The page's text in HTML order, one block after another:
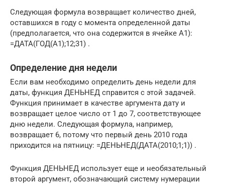
Следующая формула возвращает количество дней,
оставшихся в году с момента определенной даты
(предполагается, что она содержится в ячейке A1):
=ДАТА(ГОД(A1);12;31) .
Определение дня недели
Если вам необходимо определить день недели для
даты, функция ДЕНЬНЕД справится с этой задачей.
Функция принимает в качестве аргумента дату и
возвращает целое число от 1 до 7, соответствующее
дню недели. Следующая формула, например,
возвращает 6, потому что первый день 2010 года
приходится на пятницу: =ДЕНЬНЕД(ДАТА(2010;1;1)) .
Функция ДЕНЬНЕД использует еще и необязательный
второй аргумент, обозначающий систему нумерации